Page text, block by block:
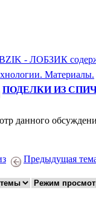
- ЛОБЗИК
Материалы.
ПОДЕЛКИ ИЗ
данного
Предыдущая